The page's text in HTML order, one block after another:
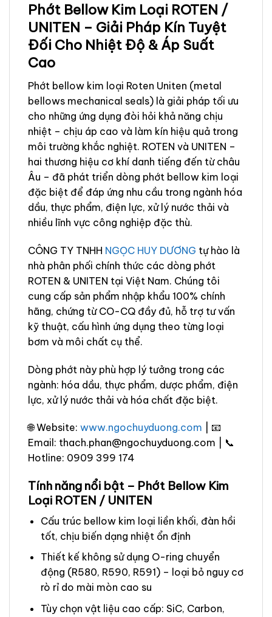
Phớt Bellow Kim Loại ROTEN /
UNITEN – Giải Pháp Kín Tuyệt
Đối Cho Nhiệt Độ & Áp Suất
Cao
Phớt bellow kim loại Roten Uniten (metal
bellows mechanical seals) là giải pháp tối ưu
cho những ứng dụng đòi hỏi khả năng chịu
nhiệt – chịu áp cao và làm kín hiệu quả trong
môi trường khắc nghiệt. ROTEN và UNITEN –
hai thương hiệu cơ khí danh tiếng đến từ châu
Âu – đã phát triển dòng phớt bellow kim loại
đặc biệt để đáp ứng nhu cầu trong ngành hóa
dầu, thực phẩm, điện lực, xử lý nước thải và
nhiều lĩnh vực công nghiệp đặc thù.
CÔNG TY TNHH NGỌC HUY DƯƠNG tự hào là
nhà phân phối chính thức các dòng phớt
ROTEN & UNITEN tại Việt Nam. Chúng tôi
cung cấp sản phẩm nhập khẩu 100% chính
hãng, chứng từ CO-CQ đầy đủ, hỗ trợ tư vấn
kỹ thuật, cấu hình ứng dụng theo từng loại
bơm và môi chất cụ thể.
Dòng phớt này phù hợp lý tưởng trong các
ngành: hóa dầu, thực phẩm, dược phẩm, điện
lực, xử lý nước thải và hóa chất đặc biệt.
🌐 Website: www.ngochuyduong.com | 📧
Email: thach.phan@ngochuyduong.com | 📞
Hotline: 0909 399 174
Tính năng nổi bật – Phớt Bellow Kim
Loại ROTEN / UNITEN
Cấu trúc bellow kim loại liền khối, đàn hồi
tốt, chịu biến dạng nhiệt ổn định
Thiết kế không sử dụng O-ring chuyển
động (R580, R590, R591) – loại bỏ nguy cơ
rò rỉ do mài mòn cao su
Tùy chọn vật liệu cao cấp: SiC, Carbon,